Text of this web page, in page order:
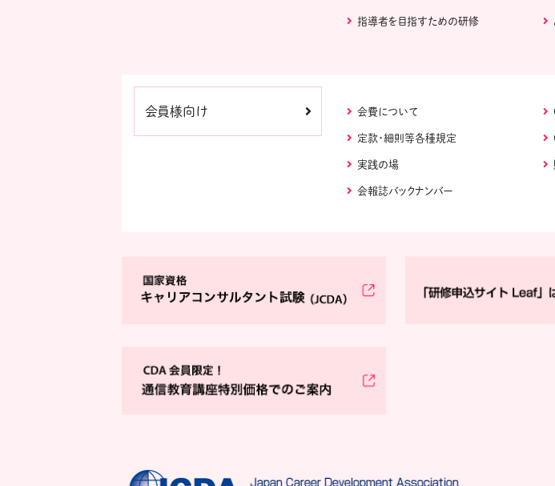
指導者を目指すための研修
会員様向け 会費について
定款・細則等各種規定
実践の場
会報誌バックナンバー